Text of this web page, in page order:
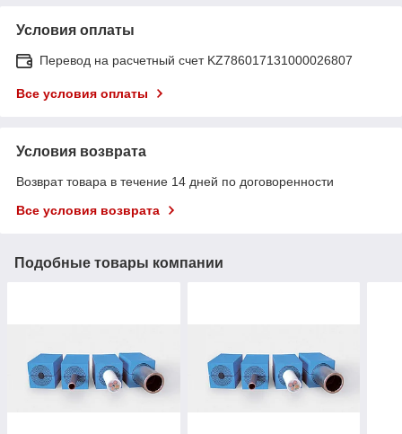
Условия оплаты
Перевод на расчетный счет KZ786017131000026807
Все условия оплаты
Условия возврата
Возврат товара в течение 14 дней по договоренности
Все условия возврата
Подобные товары компании